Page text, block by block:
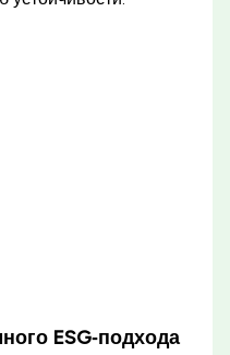
ESG‑подхода